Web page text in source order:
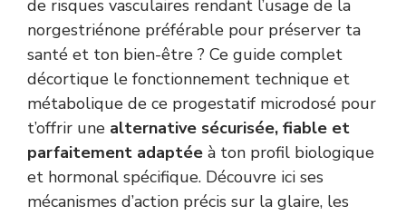
de risques vasculaires rendant l’usage de la
norgestriénone préférable pour préserver ta
santé et ton bien-être ? Ce guide complet
décortique le fonctionnement technique et
métabolique de ce progestatif microdosé pour
t’offrir une alternative sécurisée, fiable et
parfaitement adaptée à ton profil biologique
et hormonal spécifique. Découvre ici ses
mécanismes d’action précis sur la glaire, les